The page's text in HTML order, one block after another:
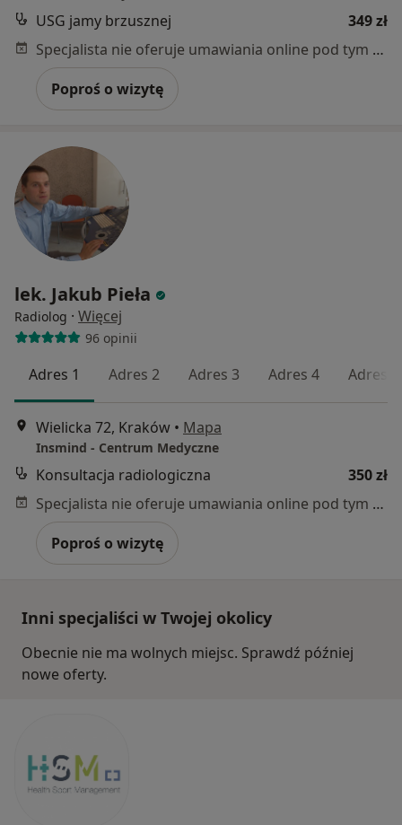
USG jamy brzusznej
349 zł
Specjalista nie oferuje umawiania online pod tym adresem.
Poproś o wizytę
lek. Jakub Pieła
Radiolog · Więcej
96 opinii
Adres 1 Adres 2 Adres 3 Adres 4 Adres 5
Wielicka 72, Kraków • Mapa
Insmind - Centrum Medyczne
Konsultacja radiologiczna
350 zł
Specjalista nie oferuje umawiania online pod tym adresem.
Poproś o wizytę
Inni specjaliści w Twojej okolicy
Obecnie nie ma wolnych miejsc. Sprawdź później
nowe oferty.